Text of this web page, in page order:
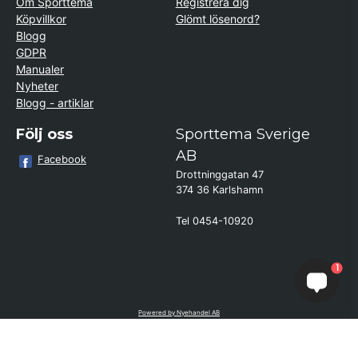
Köpvillkor
Blogg
GDPR
Manualer
Nyheter
Blogg - artiklar
Glömt lösenord?
Följ oss
Facebook
Sporttema Sverige
AB
Drottninggatan 47
374 36 Karlshamn
Tel 0454-10920
Powered by Nyehandel AB
1